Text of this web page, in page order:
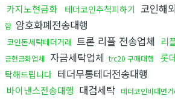
카지노현금화 테더코인추척피하기 코인해
함 암호화폐전송대행
코인돈세탁테더거래 트론 리플 전송업체 리
금현금화업체
자금세탁업체 trc20 구매대행 롯
탁해드립니다 테더무통테더전송대행
바이낸스전송대행 대검세탁 테더코인비대면